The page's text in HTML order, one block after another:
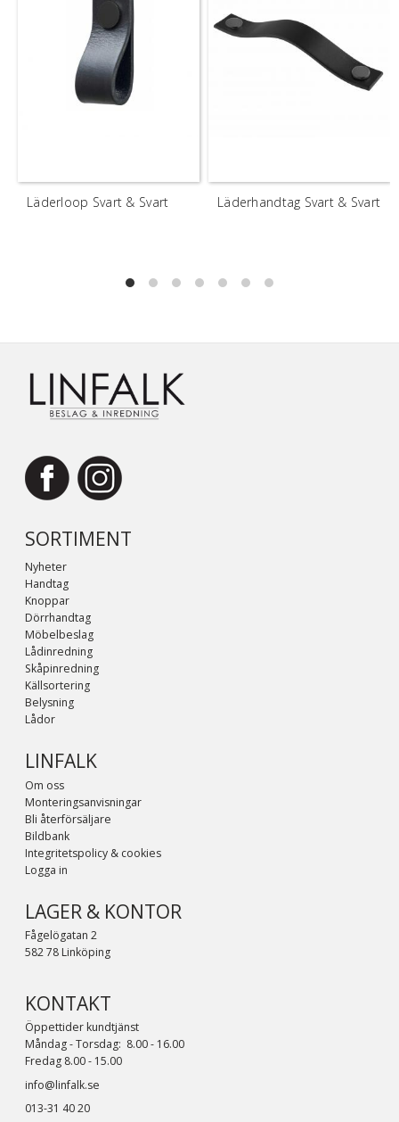
Läderloop Svart & Svart Läderhandtag Svart & Svart
SORTIMENT
Nyheter
Handtag
Knoppar
Dörrhandtag
Möbelbeslag
Lådinredning
Skåpinredning
Källsortering
Belysning
Lådor
LINFALK
Om oss
Monteringsanvisningar
Bli återförsäljare
Bildbank
Integritetspolicy & cookies
Logga in
LAGER & KONTOR
Fågelögatan 2
582 78 Linköping
KONTAKT
Öppettider kundtjänst
Måndag - Torsdag: 8.00 - 16.00
Fredag 8.00 - 15.00
info@linfalk.se
013-31 40 20